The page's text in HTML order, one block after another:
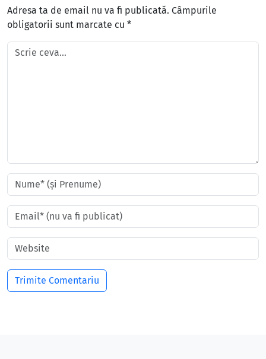
Adresa ta de email nu va fi publicată. Câmpurile
obligatorii sunt marcate cu *